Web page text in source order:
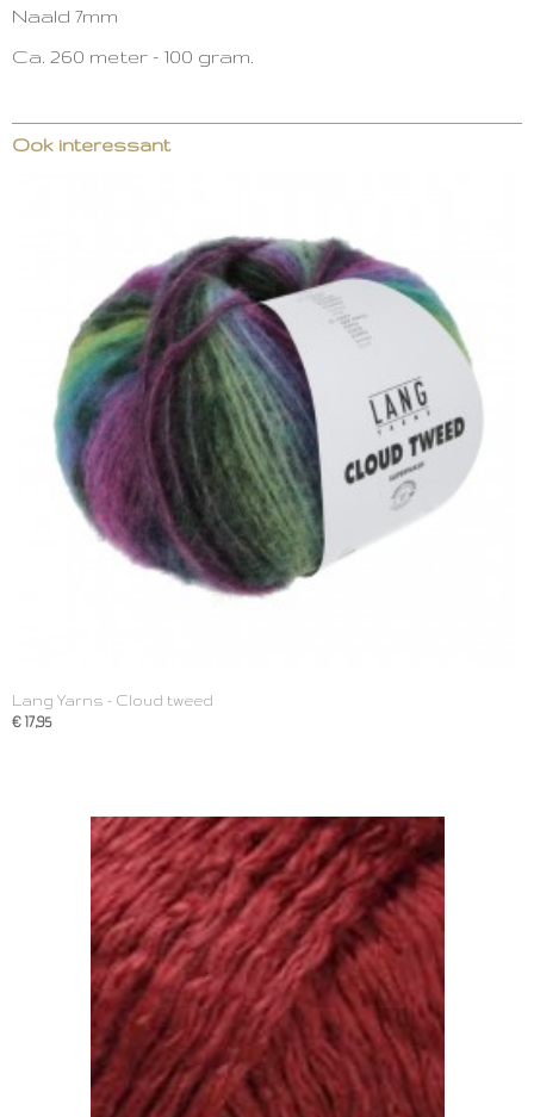
Naald 7mm
Ca. 260 meter - 100 gram.
Ook interessant
Lang Yarns - Cloud tweed
€ 17,95